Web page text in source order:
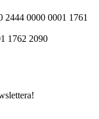
2444 0000 0001 1761
1762 2090